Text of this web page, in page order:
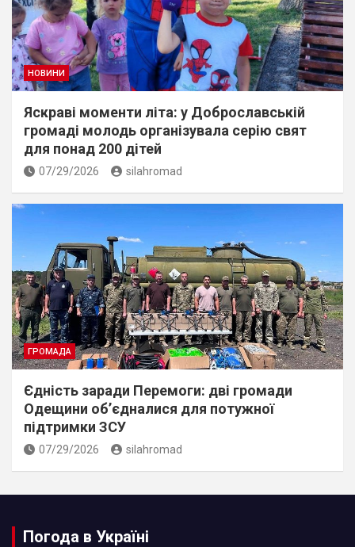
НОВИНИ
Яскраві моменти літа: у Доброславській
громаді молодь організувала серію свят
для понад 200 дітей
07/29/2026 silahromad
ГРОМАДА
Єдність заради Перемоги: дві громади
Одещини об’єдналися для потужної
підтримки ЗСУ
07/29/2026 silahromad
Погода в Україні